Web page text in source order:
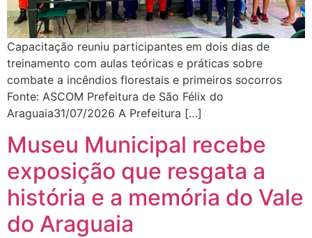
Capacitação reuniu participantes em dois dias de
treinamento com aulas teóricas e práticas sobre
combate a incêndios florestais e primeiros socorros
Fonte: ASCOM Prefeitura de São Félix do
Araguaia31/07/2026 A Prefeitura […]
Museu Municipal recebe
exposição que resgata a
história e a memória do Vale
do Araguaia